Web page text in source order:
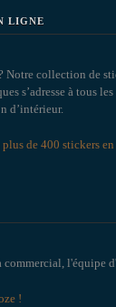
LIGNE
Notre collection de
s’adresse à tous
d’intérieur.
de 400 stickers
l'équipe
!